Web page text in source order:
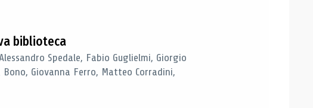
biblioteca
Spedale, Fabio Guglielmi, Giorgio
Giovanna Ferro, Matteo Corradini,